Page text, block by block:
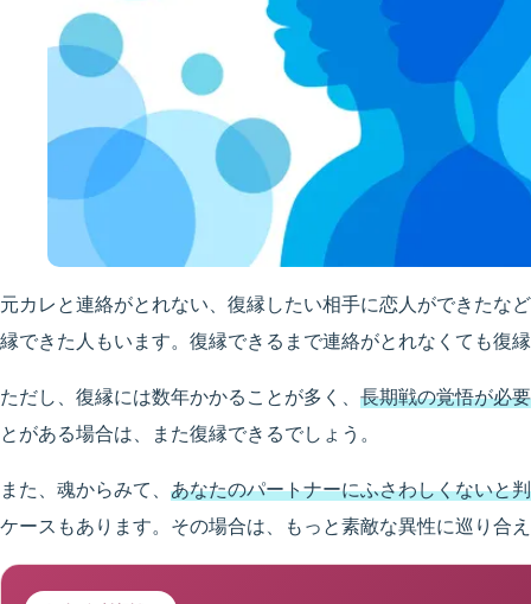
元カレと連絡がとれない、復縁したい相手に恋人ができたな
縁できた人もいます。復縁できるまで連絡がとれなくても復縁
ただし、復縁には数年かかることが多く、 長期戦の覚悟が必要
とがある場合は、また復縁できるでしょう。
また、魂からみて、 あなたのパートナーにふさわしくないと
ケースもあります。その場合は、もっと素敵な異性に巡り合え